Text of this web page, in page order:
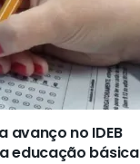
no IDEB
educação básica